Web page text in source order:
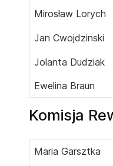
Mirosław Lorych
Jan Cwojdzinski
Jolanta Dudziak
Ewelina Braun
Komisja
Maria Garsztka